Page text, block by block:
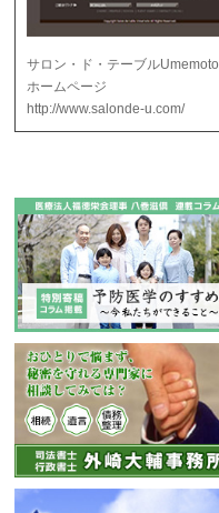
サロン・ド・テーブルUmemoto
ホームページ
http://www.salonde-u.com/